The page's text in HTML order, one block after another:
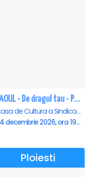
RAOUL - De dragul tau - Ploiesti
Casa de Cultura a Sindicatelor , Ploiesti
24 decembrie 2026, ora 19:00
Ploiesti